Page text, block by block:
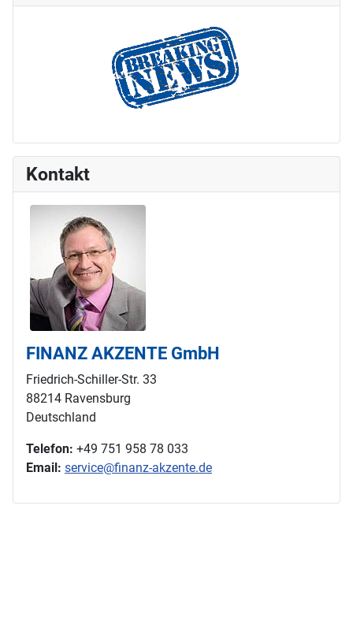
Kontakt
FINANZ AKZENTE GmbH
Friedrich-Schiller-Str. 33
88214 Ravensburg
Deutschland
Telefon: +49 751 958 78 033
Email: service@finanz-akzente.de